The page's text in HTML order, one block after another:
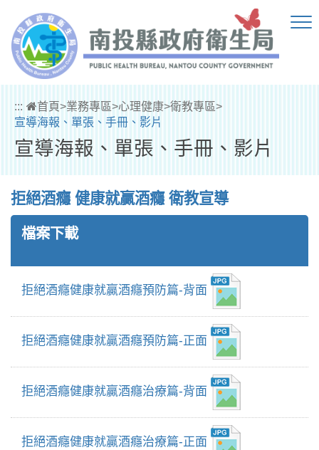
::: 首頁>業務專區>心理健康>衛教專區>
宣導海報、單張、手冊、影片
宣導海報、單張、手冊、影片
拒絕酒癮 健康就贏酒癮 衛教宣導
檔案下載
拒絕酒癮健康就贏酒癮預防篇-背面
拒絕酒癮健康就贏酒癮預防篇-正面
拒絕酒癮健康就贏酒癮治療篇-背面
拒絕酒癮健康就贏酒癮治療篇-正面